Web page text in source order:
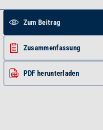
Zum Beitrag
Zusammenfassung
PDF herunterladen